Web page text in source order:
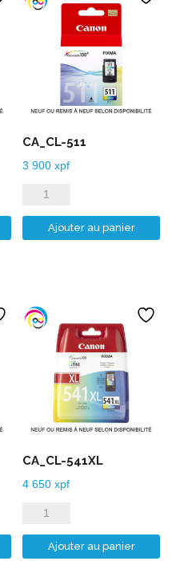
CA_CL-511
3 900xpf
quantité
de
CA_CL-
Ajouter au panier
CA_CL-541XL
4 650xpf
quantité
de
CA_CL-
Ajouter au panier